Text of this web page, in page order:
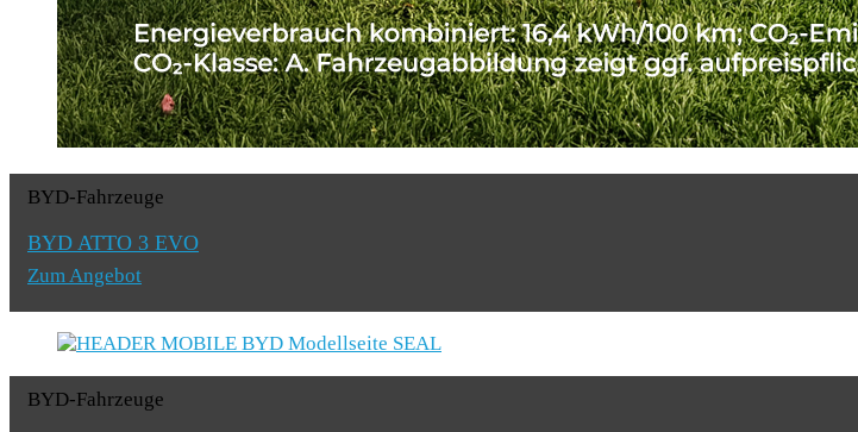
BYD-Fahrzeuge
BYD ATTO 3 EVO
Zum Angebot
BYD-Fahrzeuge